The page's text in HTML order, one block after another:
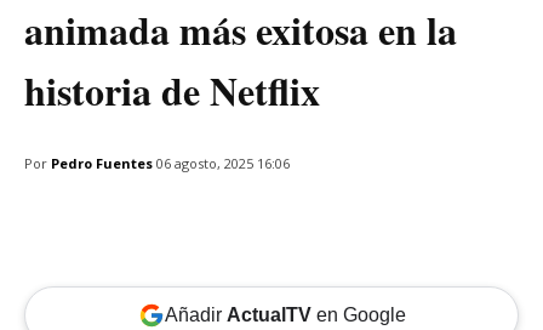
animada más exitosa en la
historia de Netflix
Por Pedro Fuentes 06 agosto, 2025 16:06
Añadir ActualTVen Google